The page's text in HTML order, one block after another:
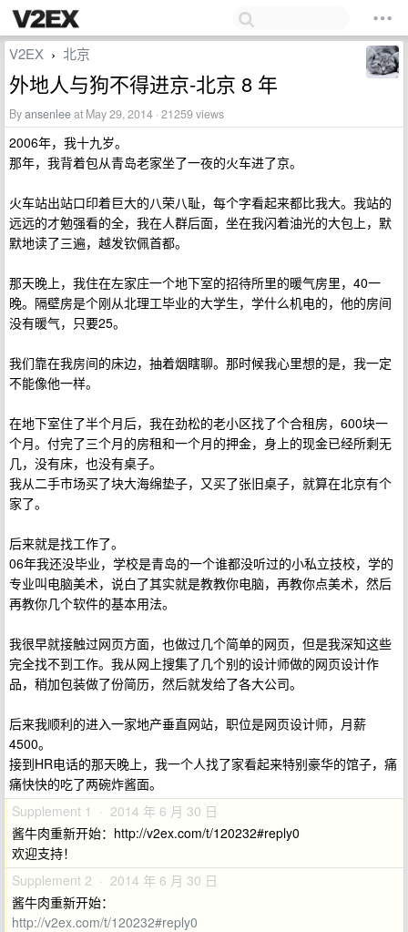
V2EX › 北京
外地人与狗不得进京-北京 8 年
Byansenleeat May 29, 2014 · 21259 views
2006年，我十九岁。
那年，我背着包从青岛老家坐了一夜的火车进了京。
火车站出站口印着巨大的八荣八耻，每个字看起来都比我大。我站的
远远的才勉强看的全，我在人群后面，坐在我闪着油光的大包上，默
默地读了三遍，越发钦佩首都。
那天晚上，我住在左家庄一个地下室的招待所里的暖气房里，40一
晚。隔壁房是个刚从北理工毕业的大学生，学什么机电的，他的房间
没有暖气，只要25。
我们靠在我房间的床边，抽着烟瞎聊。那时候我心里想的是，我一定
不能像他一样。
在地下室住了半个月后，我在劲松的老小区找了个合租房，600块一
个月。付完了三个月的房租和一个月的押金，身上的现金已经所剩无
几，没有床，也没有桌子。
我从二手市场买了块大海绵垫子，又买了张旧桌子，就算在北京有个
家了。
后来就是找工作了。
06年我还没毕业，学校是青岛的一个谁都没听过的小私立技校，学的
专业叫电脑美术，说白了其实就是教教你电脑，再教你点美术，然后
再教你几个软件的基本用法。
我很早就接触过网页方面，也做过几个简单的网页，但是我深知这些
完全找不到工作。我从网上搜集了几个别的设计师做的网页设计作
品，稍加包装做了份简历，然后就发给了各大公司。
后来我顺利的进入一家地产垂直网站，职位是网页设计师，月薪
4500。
接到HR电话的那天晚上，我一个人找了家看起来特别豪华的馆子，痛
痛快快的吃了两碗炸酱面。
Supplement 1 · 2014 年 6 月 30 日
酱牛肉重新开始：http://v2ex.com/t/120232#reply0
欢迎支持！
Supplement 2 · 2014 年 6 月 30 日
酱牛肉重新开始：
http://v2ex.com/t/120232#reply0